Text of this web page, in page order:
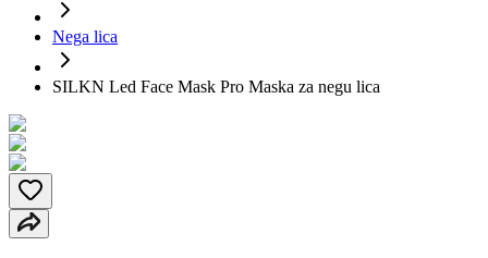
Nega lica
SILKN Led Face Mask Pro Maska za negu lica